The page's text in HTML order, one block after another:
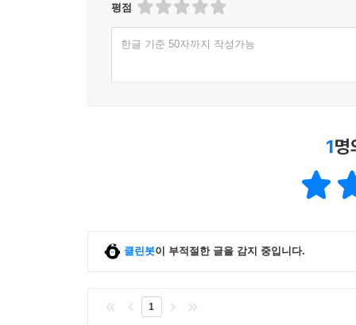
평점
한글 기준 50자까지 작성가능
1명
클린봇이 부적절한 글을 감지 중입니다.
1